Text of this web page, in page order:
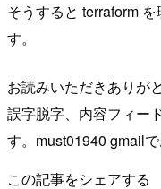
そうすると terraform
す。
お読みいただきありが
誤字脱字、内容フィー
す。must01940 gmailで
この記事をシェアする